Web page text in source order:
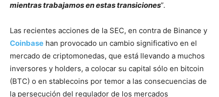
mientras trabajamos en estas transiciones”.
Las recientes acciones de la SEC, en contra de Binance y
Coinbase han provocado un cambio significativo en el
mercado de criptomonedas, que está llevando a muchos
inversores y holders, a colocar su capital sólo en bitcoin
(BTC) o en stablecoins por temor a las consecuencias de
la persecución del regulador de los mercados